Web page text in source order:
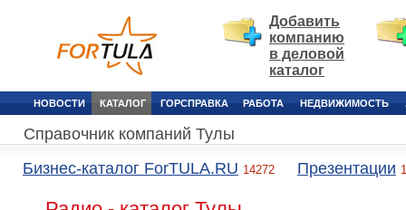
Добавить
компанию
в деловой
каталог
НОВОСТИ КАТАЛОГ ГОРСПРАВКА РАБОТА НЕДВИЖИМОСТЬ
Справочник компаний Тулы
Бизнес-каталог ForTULA.RU 14272 Презентации